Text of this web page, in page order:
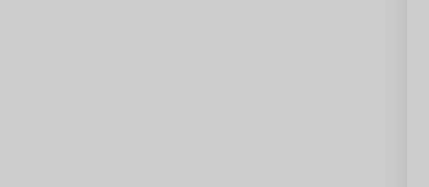
une proposition commerciale
opérationnelles